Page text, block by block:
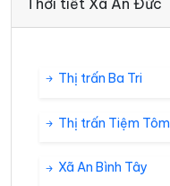
Thị trấn Ba Tri
Thị trấn Tiệm Tôm
Xã An Bình Tây